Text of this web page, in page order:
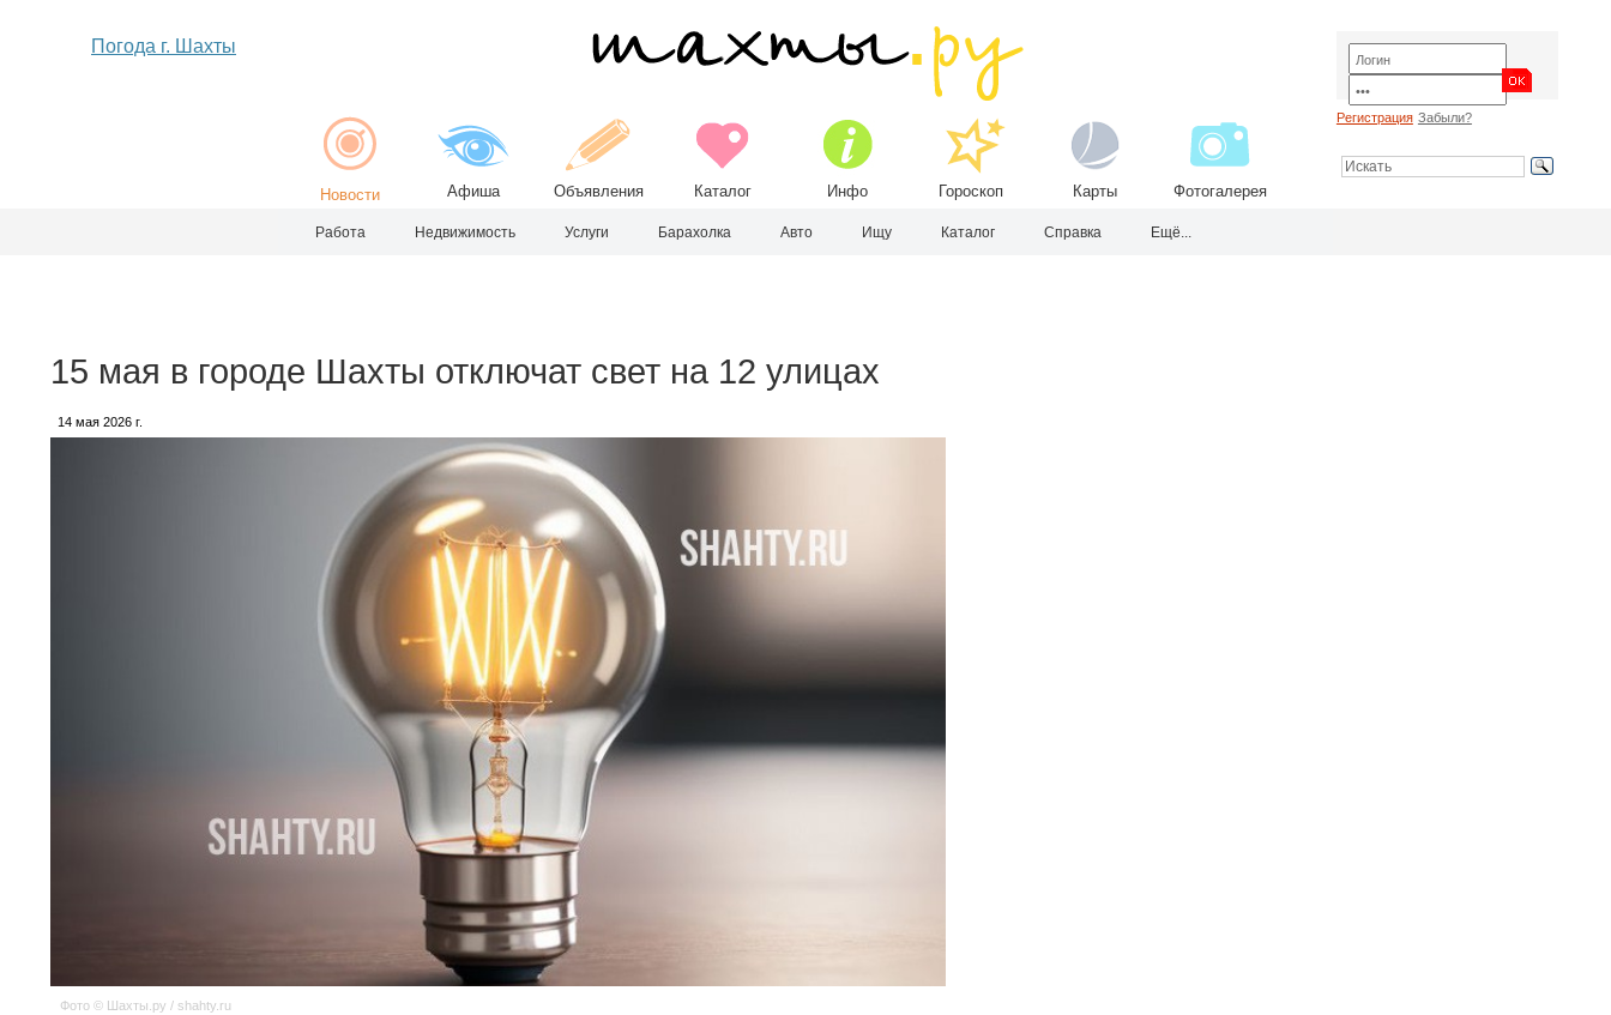
Погода г. Шахты
Новости Афиша Объявления Каталог Инфо Гороскоп Карты Фотогалерея
Регистрация Забыли?
Работа Недвижимость Услуги Барахолка Авто Ищу Каталог Справка Ещё...
15 мая в городе Шахты отключат свет на 12 улицах
14 мая 2026 г.
Фото © Шахты.ру / shahty.ru